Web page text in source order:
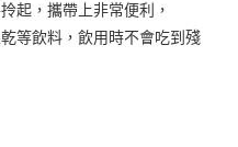
起，攜帶上非常便利，
等飲料，飲用時不會吃到殘